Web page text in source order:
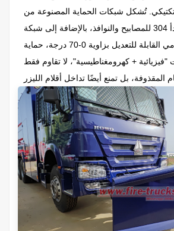
تُشكل شبكات الحماية المصنوعة من
الفولاذ المقاوم للصدأ 304 للمصابيح والنوافذ، بالإضافة إلى شبكة
حماية الزجاج الأمامي القابلة للتعديل بزاوية 0-70 درجة، حماية
"فيزيائية + كهرومغناطيسية"، لا تقاوم فقط